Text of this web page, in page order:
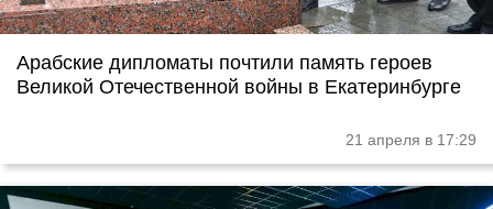
Арабские дипломаты почтили память героев
Великой Отечественной войны в Екатеринбурге
21 апреля в 17:29